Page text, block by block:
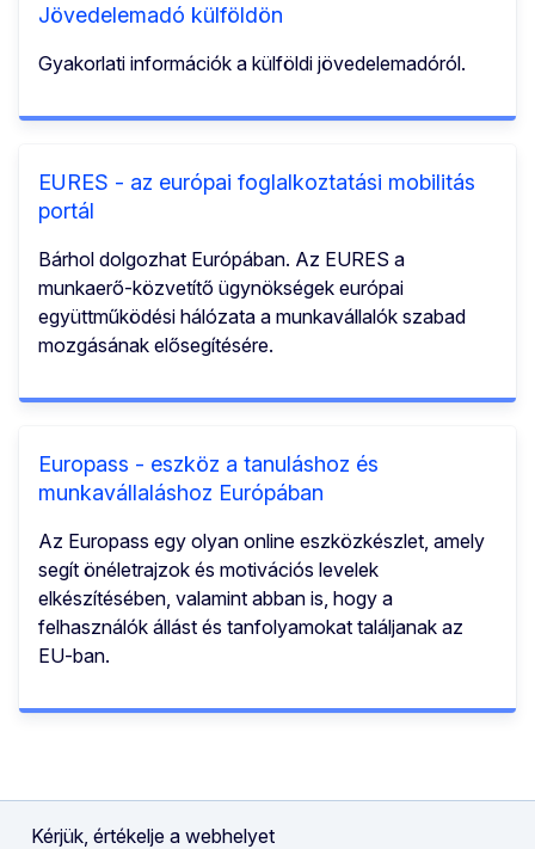
Jövedelemadó külföldön
Gyakorlati információk a külföldi jövedelemadóról.
EURES - az európai foglalkoztatási mobilitás
portál
Bárhol dolgozhat Európában. Az EURES a
munkaerő-közvetítő ügynökségek európai
együttműködési hálózata a munkavállalók szabad
mozgásának elősegítésére.
Europass - eszköz a tanuláshoz és
munkavállaláshoz Európában
Az Europass egy olyan online eszközkészlet, amely
segít önéletrajzok és motivációs levelek
elkészítésében, valamint abban is, hogy a
felhasználók állást és tanfolyamokat találjanak az
EU-ban.
Kérjük, értékelje a webhelyet